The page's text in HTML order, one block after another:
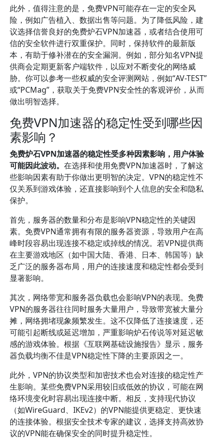
此外，值得注意的是，免费VPN可能存在一定的安全风
险，例如广告植入、数据出售等问题。为了降低风险，建
议选择信誉良好的免费炉石VPN加速器，或者结合使用可
信的安全软件进行双重保护。同时，保持软件的最新版
本，有助于修补潜在的安全漏洞。例如，部分知名VPN提
供商会定期更新客户端软件，以应对不断变化的网络威
胁。你可以参考一些权威的安全评测网站，例如“AV-TEST”
或“PCMag”，获取关于免费VPN安全性的客观评价，从而
做出明智选择。
免费VPN加速器的稳定性受到哪些因
素影响？
免费炉石VPN加速器的稳定性受多种因素影响，用户体验
可能因此波动。 在选择和使用免费VPN加速器时，了解这
些影响因素有助于你做出更明智的决定。VPN的稳定性不
仅关系到游戏体验，还直接影响到个人信息的安全和隐私
保护。
首先，服务器的数量和分布是影响VPN稳定性的关键因
素。免费VPN通常拥有有限的服务器资源，导致用户在高
峰时段容易出现连接不稳定或掉线的情况。若VPN提供商
在主要游戏地区（如中国大陆、香港、日本、韩国等）缺
乏广泛的服务器布局，用户的连接速度和稳定性都会受到
显著影响。
其次，网络带宽和服务器负载也会影响VPN的表现。免费
VPN的服务器往往同时服务大量用户，导致带宽被大量分
摊，网络拥堵现象频繁发生。这不仅降低了连接速度，还
可能引起断线或延迟增加，严重影响炉石传说等对延迟敏
感的游戏体验。根据《互联网基础设施报告》显示，服务
器负载均衡不佳是VPN稳定性下降的主要原因之一。
此外，VPN的协议类型和加密技术也会对连接的稳定性产
生影响。某些免费VPN采用较旧或低效的协议，可能在网
络环境变化时容易出现连接中断。相反，支持现代协议
（如WireGuard、IKEv2）的VPN能提供更稳定、更快速
的连接体验。根据安全技术专家的建议，选择支持高效协
议的VPN能在确保安全的同时提升稳定性。